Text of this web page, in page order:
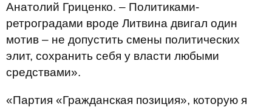
Анатолий Гриценко. – Политиками-
ретроградами вроде Литвина двигал один
мотив – не допустить смены политических
элит, сохранить себя у власти любыми
средствами».
«Партия «Гражданская позиция», которую я